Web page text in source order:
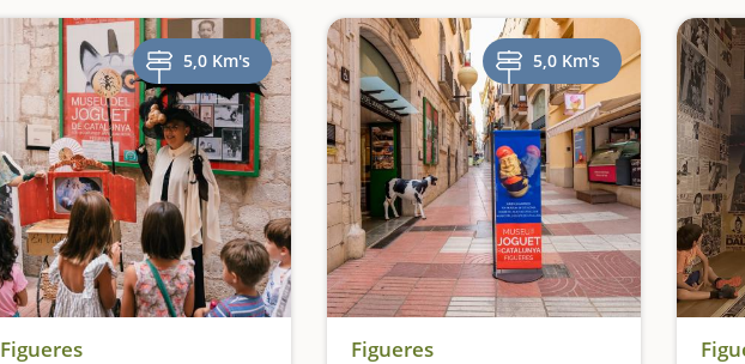
5,0 Km's
Figueres
5,0 Km's
Figueres